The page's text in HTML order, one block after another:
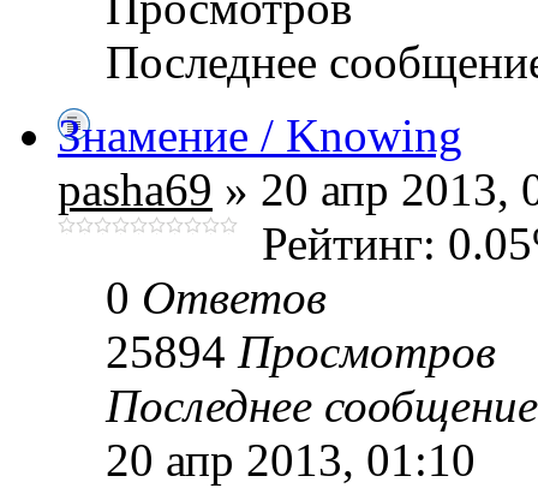
Последнее
Знамение / Knowing
pasha69 » 20 апр 2013,
Рейтинг:
0 Ответов
25894 Просмотров
Последнее
20 апр 2013, 01:10